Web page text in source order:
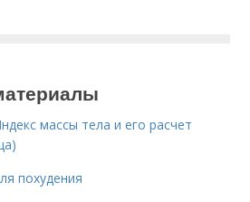
массы тела и его расчет
похудения